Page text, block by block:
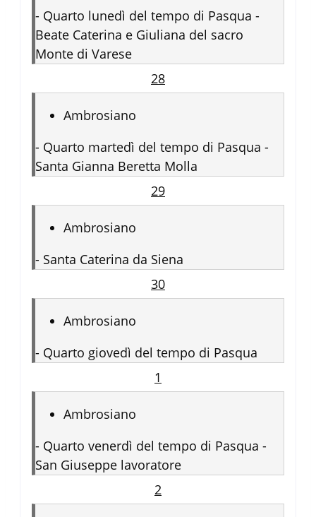
- Quarto lunedì del tempo di Pasqua -
Beate Caterina e Giuliana del sacro
Monte di Varese
28
Ambrosiano
- Quarto martedì del tempo di Pasqua -
Santa Gianna Beretta Molla
29
Ambrosiano
- Santa Caterina da Siena
30
Ambrosiano
- Quarto giovedì del tempo di Pasqua
1
Ambrosiano
- Quarto venerdì del tempo di Pasqua -
San Giuseppe lavoratore
2